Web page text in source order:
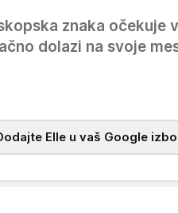
znaka očekuje
dolazi na svoje
Elle u vaš Google